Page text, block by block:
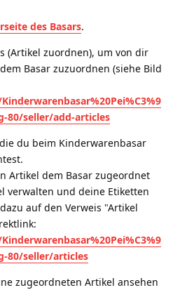
des Basars.
(Artikel zuordnen), um von dir
Basar zuzuordnen (siehe Bild
80/seller/add-articles
du beim Kinderwarenbasar
Artikel dem Basar zugeordnet
verwalten und deine Etiketten
auf den Verweis "Artikel
80/seller/articles
zugeordneten Artikel ansehen